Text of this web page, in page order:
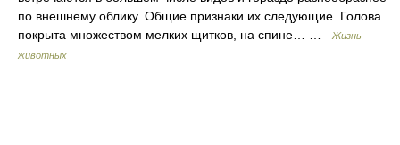
по внешнему облику. Общие признаки их следующие. Голова
покрыта множеством мелких щитков, на спине… …
Жизнь
животных